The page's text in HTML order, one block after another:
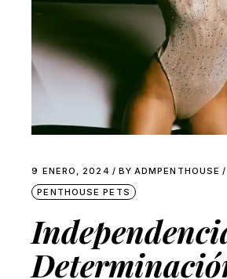
9 ENERO, 2024 BY ADMPENTHOUSE
PENTHOUSE PETS